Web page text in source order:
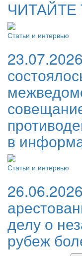
ЧИТАЙТЕ
Статьи и интервью
в
Статьи и интервью
делу о
рубеж